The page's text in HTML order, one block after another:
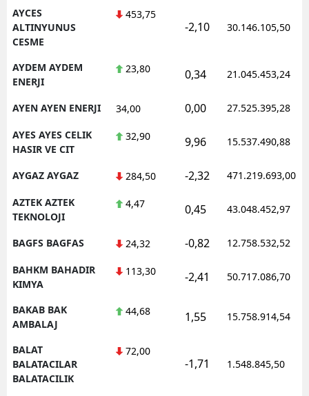
AYCES
ALTINYUNUS
CESME
453,75
-2,10 30.146.105,50
AYDEM AYDEM
ENERJI
23,80 0,34 21.045.453,24
AYEN AYEN ENERJI 34,00 0,00 27.525.395,28
AYES AYES CELIK
HASIR VE CIT
32,90 9,96 15.537.490,88
AYGAZ AYGAZ 284,50 -2,32 471.219.693,00
AZTEK AZTEK
TEKNOLOJI
4,47 0,45 43.048.452,97
BAGFS BAGFAS 24,32 -0,82 12.758.532,52
BAHKM BAHADIR
KIMYA
113,30 -2,41 50.717.086,70
BAKAB BAK
AMBALAJ
44,68 1,55 15.758.914,54
BALAT
BALATACILAR
BALATACILIK
72,00
-1,71 1.548.845,50